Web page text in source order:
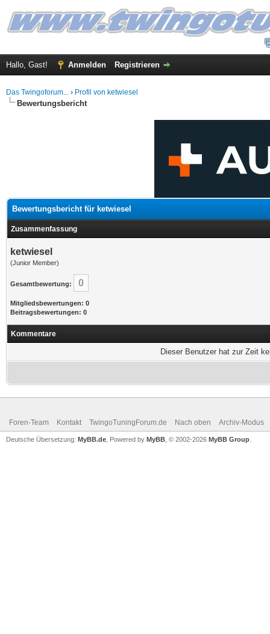
Hallo, Gast! Anmelden Registrieren
Das Twingoforum... › Profil von ketwiesel
Bewertungsbericht
Bewertungsbericht für ketwiesel
Zusammenfassung
ketwiesel
(Junior Member)
Gesamtbewertung: 0
Mitgliedsbewertungen: 0
Beitragsbewertungen: 0
Kommentare
Dieser Benutzer hat zur Zeit
Foren-Team Kontakt TwingoTuningForum.de Nach oben Archiv-Modus
Deutsche Übersetzung: MyBB.de , Powered by MyBB , © 2002-2026 MyBB Group